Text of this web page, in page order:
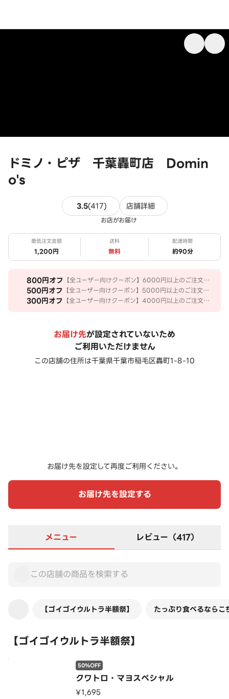
ドミノ・ピザ 千葉轟町店 Domin
o's
3.5(417)417件のレビュー
店舗詳細
お店がお届け
最低注文金額
1,200円
送料
無料
配達時間
約90分
800円オフ 【全ユーザー向けクーポン】6000円以上のご注文で
800円OFF
500円オフ 【全ユーザー向けクーポン】5000円以上のご注文で
500円OFF
300円オフ 【全ユーザー向けクーポン】4000円以上のご注文で
お届け先が設定されていないため
ご利用いただけません
この店舗の住所は千葉県千葉市稲毛区轟町1-8-10
お届け先を設定して再度ご利用ください。
お届け先を設定する
メニュー レビュー（417）
【ゴイゴイウルトラ半額祭】 たっぷり食べるなら
【ゴイゴイウルトラ半額祭】
クワトロ・マヨスペシャル
50%OFF
¥1,695